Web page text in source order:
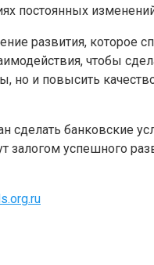
постоянных
развития, которое
чтобы
но и повысить
банковские
залогом успешного